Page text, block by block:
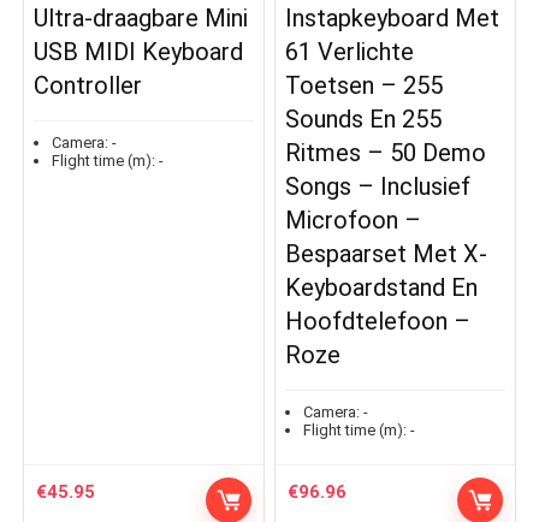
Ultra-draagbare Mini
USB MIDI Keyboard
Controller
Camera: -
Flight time (m): -
€45.95
Instapkeyboard Met
61 Verlichte
Toetsen – 255
Sounds En 255
Ritmes – 50 Demo
Songs – Inclusief
Microfoon –
Bespaarset Met X-
Keyboardstand En
Hoofdtelefoon –
Roze
Camera: -
Flight time (m): -
€96.96